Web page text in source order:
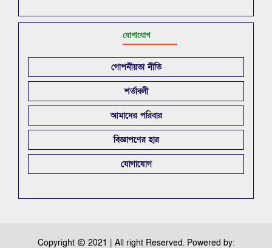
যোগাযোগ
গোপনীয়তা নীতি
শর্তাবলী
আমাদের পরিবার
বিজ্ঞাপণের হার
যোগাযোগ
Copyright 2021 | All right Reserved. Powered by: